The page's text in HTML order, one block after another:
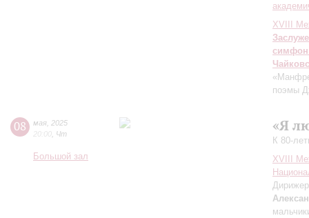
XVIII
поэмы
08 мая 2025
20:00 Чт
Большой зал
«Я
К 80-
XVIII